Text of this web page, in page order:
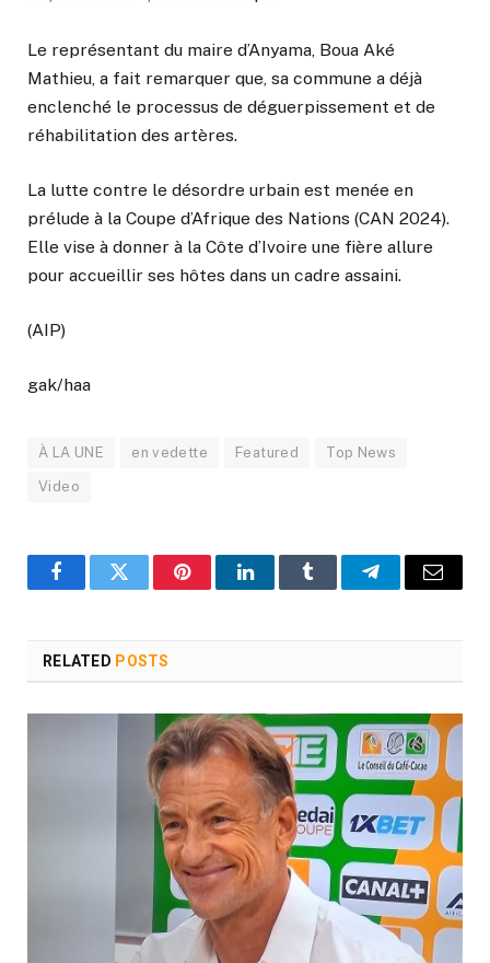
Le représentant du maire d’Anyama, Boua Aké
Mathieu, a fait remarquer que, sa commune a déjà
enclenché le processus de déguerpissement et de
réhabilitation des artères.
La lutte contre le désordre urbain est menée en
prélude à la Coupe d’Afrique des Nations (CAN 2024).
Elle vise à donner à la Côte d’Ivoire une fière allure
pour accueillir ses hôtes dans un cadre assaini.
(AIP)
gak/haa
À LA UNE en vedette Featured Top News
Video
FacebookTwitter PinterestLinkedInTumblr TelegramEmail
RELATED POSTS